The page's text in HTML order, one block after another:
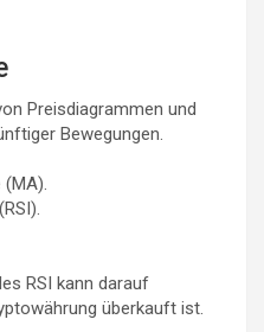
Preisdiagrammen und
Bewegungen.
(MA).
RSI kann darauf
überkauft ist.